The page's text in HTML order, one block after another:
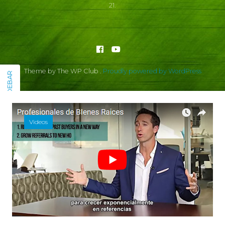
Videos
SIDEBAR
21.
Theme by The WP Club . Proudly powered by WordPress